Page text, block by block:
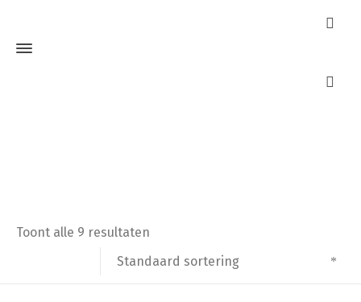
Toont alle 9 resultaten
Standaard sortering